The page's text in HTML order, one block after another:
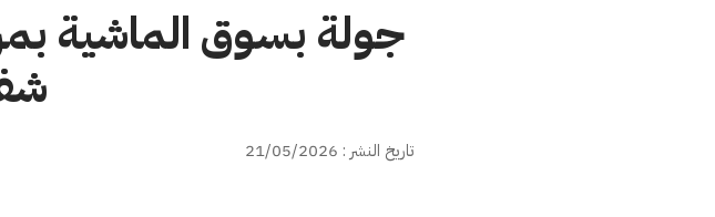
جولة بسوق الماشية
تاريخ النشر : 21/05/2026